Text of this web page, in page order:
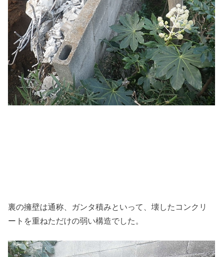
裏の擁壁は通称、ガンタ積みといって、壊したコンクリ
ートを重ねただけの弱い構造でした。